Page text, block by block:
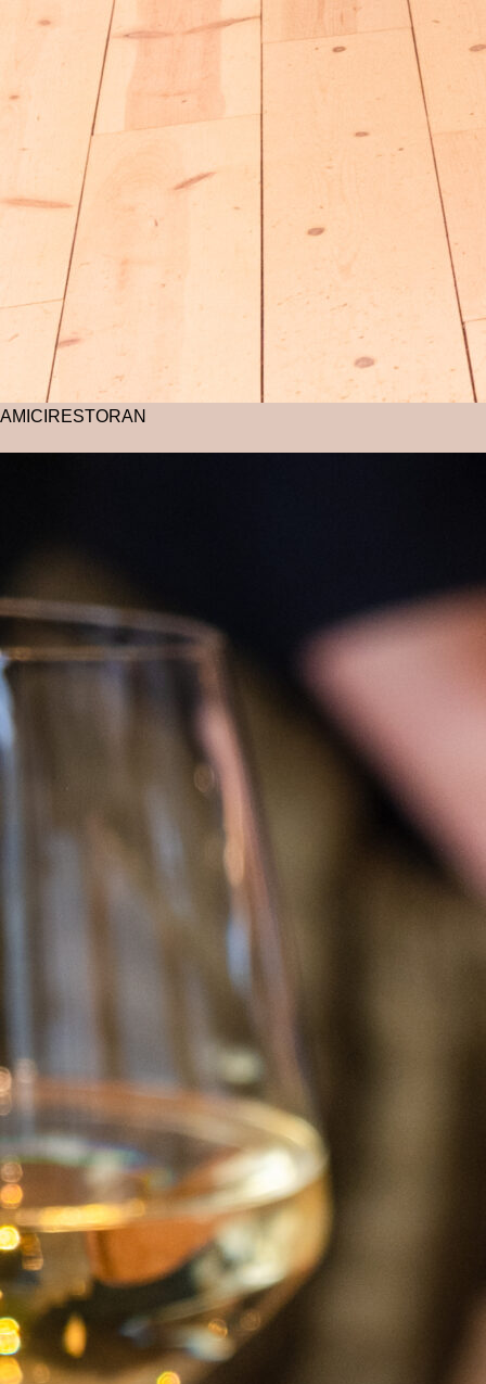
AMICI RESTORAN